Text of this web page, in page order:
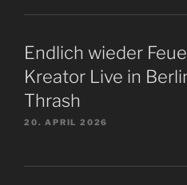
Endlich wieder
Kreator Live in
Thrash
20. APRIL 2026